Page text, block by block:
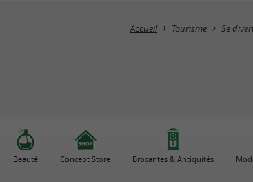
Accueil Tourisme Se
Beauté Concept Store Brocantes & Antiquités